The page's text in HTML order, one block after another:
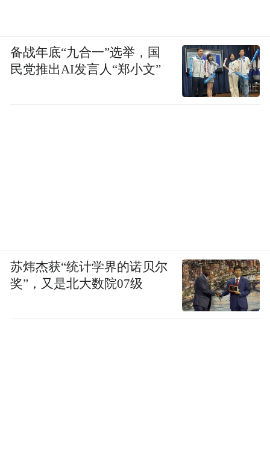
备战年底“九合一”选举，国
民党推出AI发言人“郑小文”
苏炜杰获“统计学界的诺贝尔
奖”，又是北大数院07级